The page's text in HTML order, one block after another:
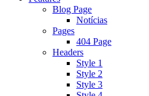
Blog Page
Notícias
Pages
404 Page
Headers
Style 1
Style 2
Style 3